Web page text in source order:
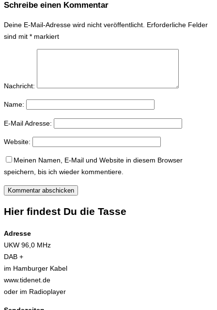
Schreibe einen Kommentar
Deine E-Mail-Adresse wird nicht veröffentlicht. Erforderliche Felder
sind mit * markiert
Nachricht:
Name:
E-Mail Adresse:
Website:
Meinen Namen, E-Mail und Website in diesem Browser
speichern, bis ich wieder kommentiere.
Hier findest Du die Tasse
Adresse
UKW 96,0 MHz
DAB +
im Hamburger Kabel
www.tidenet.de
oder im Radioplayer